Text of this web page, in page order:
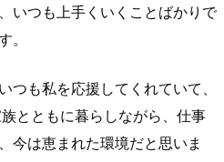
いつも上手くいくことばかりで
も私を応援してくれていて、
とともに暮らしながら、仕事
今は恵まれた環境だと思いま